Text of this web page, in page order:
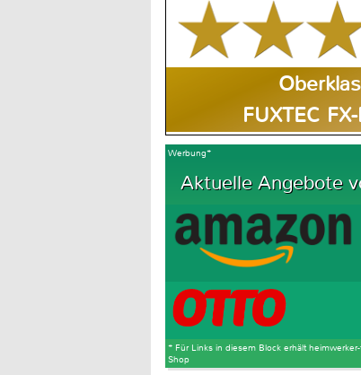
FUXTEC
Werbung*
Aktuelle Angebote
* Für Links in diesem Block erhält
Shop